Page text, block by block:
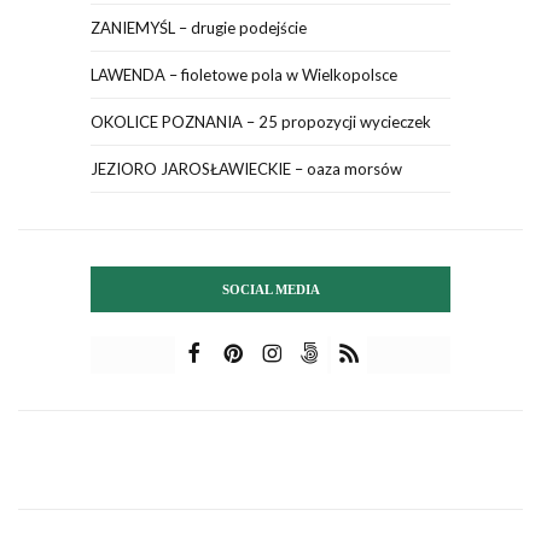
ZANIEMYŚL – drugie podejście
LAWENDA – fioletowe pola w Wielkopolsce
OKOLICE POZNANIA – 25 propozycji wycieczek
JEZIORO JAROSŁAWIECKIE – oaza morsów
SOCIAL MEDIA